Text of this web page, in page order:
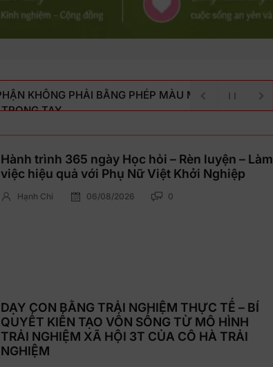
Hành trình 365 ngày Học hỏi – Rèn luyện – Làm
việc hiệu quả với Phụ Nữ Việt Khởi Nghiệp
Hạnh Chi 06/08/2026 0
DẠY CON BẰNG TRẢI NGHIỆM THỰC TẾ – BÍ
QUYẾT KIẾN TẠO VỐN SỐNG TỪ MÔ HÌNH
TRẢI NGHIỆM XÃ HỘI 3T CỦA CÔ HÀ TRẢI
NGHIỆM